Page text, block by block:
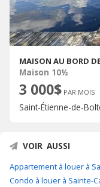
MAISON AU BORD
Maison 10½
3 000$ PAR MOIS
Saint-Étienne-de-
VOIR AUSSI
Appartement à louer à
Condo à louer à Sainte-